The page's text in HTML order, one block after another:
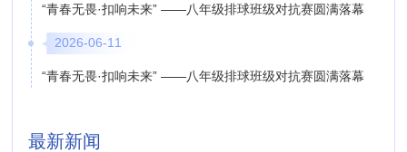
“青春无畏·扣响未来” ——八年级排球班级对抗赛圆满落幕
2026-06-11
“青春无畏·扣响未来” ——八年级排球班级对抗赛圆满落幕
最新新闻